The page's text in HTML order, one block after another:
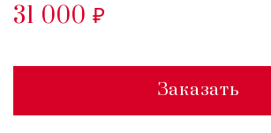
31 000 ₽
Заказать